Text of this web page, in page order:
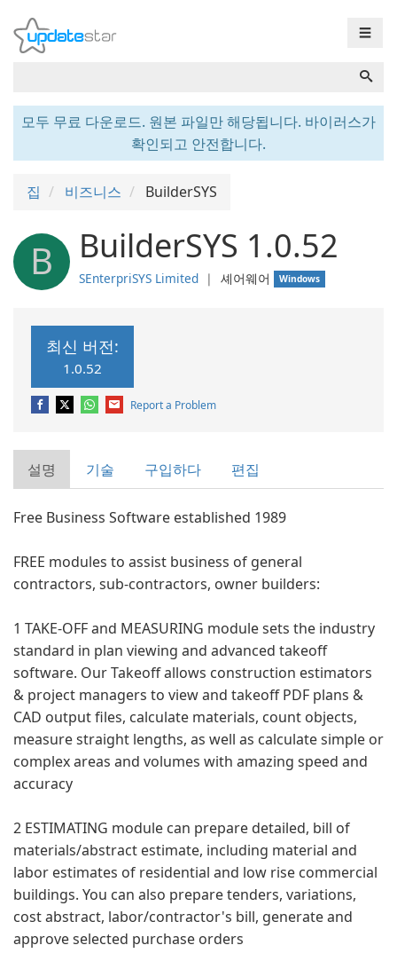
☰
모두 무료 다운로드. 원본 파일만 해당됩니다. 바이러스가
확인되고 안전합니다.
집 비즈니스 BuilderSYS
B BuilderSYS 1.0.52
SEnterpriSYS Limited ❘ 셰어웨어 Windows
최신 버전:
1.0.52
Report a Problem
설명 기술 구입하다 편집
Free Business Software established 1989
FREE modules to assist business of general
contractors, sub-contractors, owner builders:
1 TAKE-OFF and MEASURING module sets the industry
standard in plan viewing and advanced takeoff
software. Our Takeoff allows construction estimators
& project managers to view and takeoff PDF plans &
CAD output files, calculate materials, count objects,
measure straight lengths, as well as calculate simple or
complex areas and volumes with amazing speed and
accuracy
2 ESTIMATING module can prepare detailed, bill of
materials/abstract estimate, including material and
labor estimates of residential and low rise commercial
buildings. You can also prepare tenders, variations,
cost abstract, labor/contractor's bill, generate and
approve selected purchase orders